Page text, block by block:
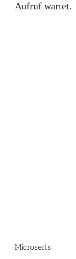
Aufruf wartet.
Microserfs